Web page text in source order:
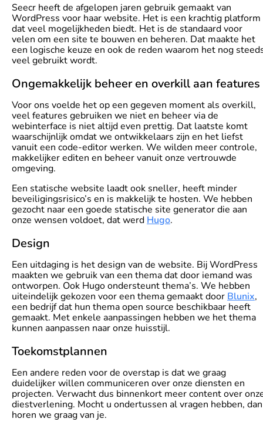
Seecr heeft de afgelopen jaren gebruik gemaakt van
WordPress voor haar website. Het is een krachtig platform
dat veel mogelijkheden biedt. Het is de standaard voor
velen om een site te bouwen en beheren. Dat maakte het
een logische keuze en ook de reden waarom het nog
veel gebruikt wordt.
Ongemakkelijk beheer en overkill aan features
Voor ons voelde het op een gegeven moment als overkill,
veel features gebruiken we niet en beheer via de
webinterface is niet altijd even prettig. Dat laatste komt
waarschijnlijk omdat we ontwikkelaars zijn en het liefst
vanuit een code-editor werken. We wilden meer controle,
makkelijker editen en beheer vanuit onze vertrouwde
omgeving.
Een statische website laadt ook sneller, heeft minder
beveiligingsrisico’s en is makkelijk te hosten. We hebben
gezocht naar een goede statische site generator die aan
onze wensen voldoet, dat werd Hugo.
Design
Een uitdaging is het design van de website. Bij WordPress
maakten we gebruik van een thema dat door iemand was
ontworpen. Ook Hugo ondersteunt thema’s. We hebben
uiteindelijk gekozen voor een thema gemaakt door Blunix,
een bedrijf dat hun thema open source beschikbaar heeft
gemaakt. Met enkele aanpassingen hebben we het thema
kunnen aanpassen naar onze huisstijl.
Toekomstplannen
Een andere reden voor de overstap is dat we graag
duidelijker willen communiceren over onze diensten en
projecten. Verwacht dus binnenkort meer content over
diestverlening. Mocht u ondertussen al vragen hebben, dan
horen we graag van je.